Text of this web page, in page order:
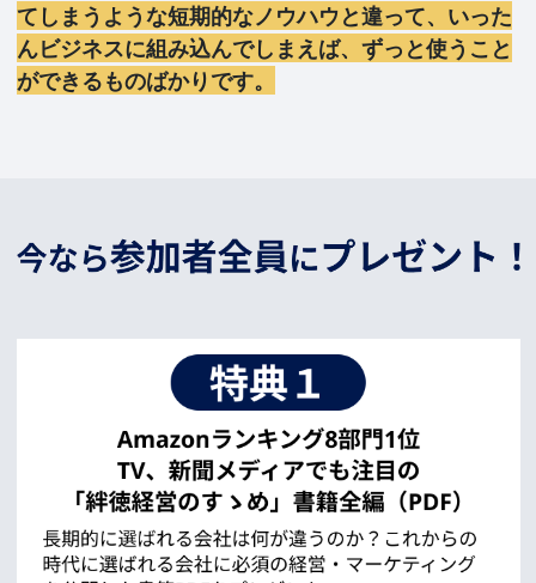
てしまうような短期的なノウハウと違って、いった
んビジネスに組み込んでしまえば、ずっと使うこと
ができるものばかりです。